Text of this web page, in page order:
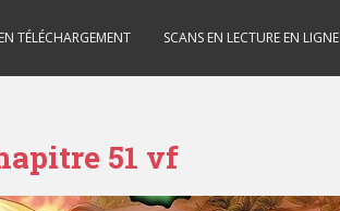
TÉLÉCHARGEMENT SCANS EN LECTURE EN LIGNE
51 vf